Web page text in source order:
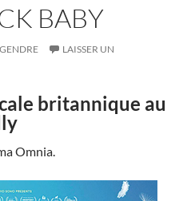
BABY
LAISSER UN
britannique au
Omnia.